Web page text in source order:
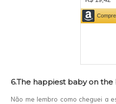
6.The happiest baby on
Não me lembro como cheguei a